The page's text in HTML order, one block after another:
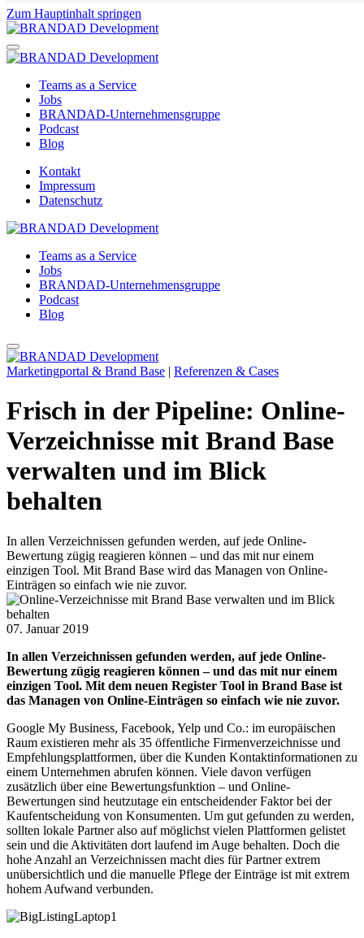
Zum Hauptinhalt springen
Teams as a Service
Jobs
BRANDAD-Unternehmensgruppe
Podcast
Blog
Kontakt
Impressum
Datenschutz
Teams as a Service
Jobs
BRANDAD-Unternehmensgruppe
Podcast
Blog
Marketingportal & Brand Base | Referenzen & Cases
Frisch in der Pipeline: Online-
Verzeichnisse mit Brand Base
verwalten und im Blick
behalten
In allen Verzeichnissen gefunden werden, auf jede Online-
Bewertung zügig reagieren können – und das mit nur einem
einzigen Tool. Mit Brand Base wird das Managen von Online-
Einträgen so einfach wie nie zuvor.
07. Januar 2019
In allen Verzeichnissen gefunden werden, auf jede Online-
Bewertung zügig reagieren können – und das mit nur einem
einzigen Tool. Mit dem neuen Register Tool in Brand Base ist
das Managen von Online-Einträgen so einfach wie nie zuvor.
Google My Business, Facebook, Yelp und Co.: im europäischen
Raum existieren mehr als 35 öffentliche Firmenverzeichnisse und
Empfehlungsplattformen, über die Kunden Kontaktinformationen zu
einem Unternehmen abrufen können. Viele davon verfügen
zusätzlich über eine Bewertungsfunktion – und Online-
Bewertungen sind heutzutage ein entscheidender Faktor bei der
Kaufentscheidung von Konsumenten. Um gut gefunden zu werden,
sollten lokale Partner also auf möglichst vielen Plattformen gelistet
sein und die Aktivitäten dort laufend im Auge behalten. Doch die
hohe Anzahl an Verzeichnissen macht dies für Partner extrem
unübersichtlich und die manuelle Pflege der Einträge ist mit extrem
hohem Aufwand verbunden.